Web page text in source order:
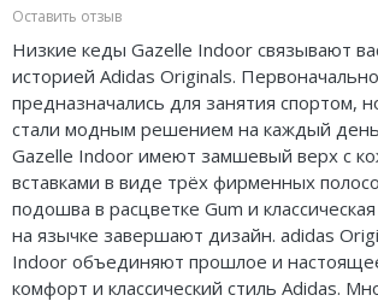
Оставить отзыв
Низкие кеды Gazelle Indoor связывают
историей Adidas Originals.
предназначались для занятия спортом,
стали модным решением на каждый
Gazelle Indoor имеют замшевый верх с
вставками в виде трёх фирменных
подошва в расцветке Gum и
на язычке завершают дизайн. adidas
Indoor объединяют прошлое и
комфорт и классический стиль Adidas.
Air Jordan 38
Air Jordan 37
Air Jordan 36
Air Jordan 1
Air Jordan 3
Air Jordan 4
Nike Initiator
Nike Pegasus
Nike Precision
Nike Hyperdunk
Nike Hyperset
Nike Cosmic Unity